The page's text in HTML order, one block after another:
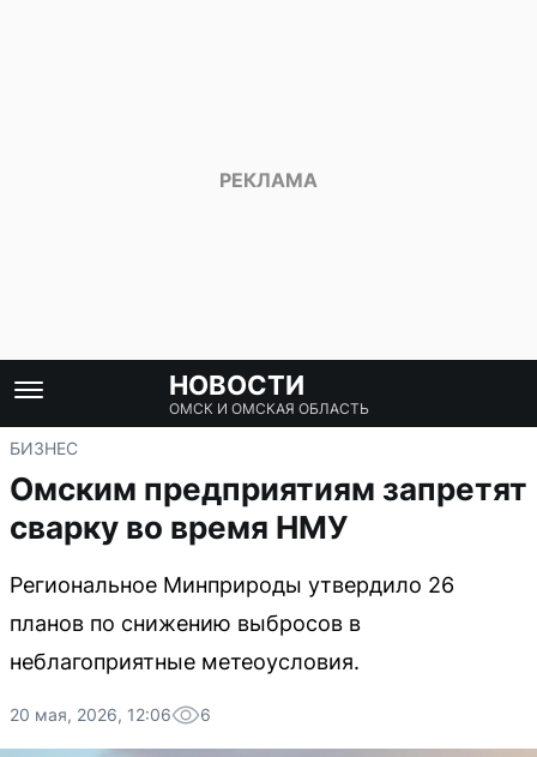
НОВОСТИ
ОМСК И ОМСКАЯ ОБЛАСТЬ
БИЗНЕС
Омским предприятиям запретят
сварку во время НМУ
Региональное Минприроды утвердило 26
планов по снижению выбросов в
неблагоприятные метеоусловия.
20 мая, 2026, 12:06 6